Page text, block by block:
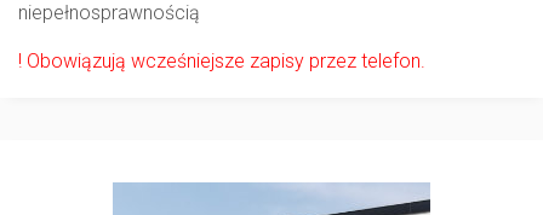
niepełnosprawnością
! Obowiązują wcześniejsze zapisy przez telefon.